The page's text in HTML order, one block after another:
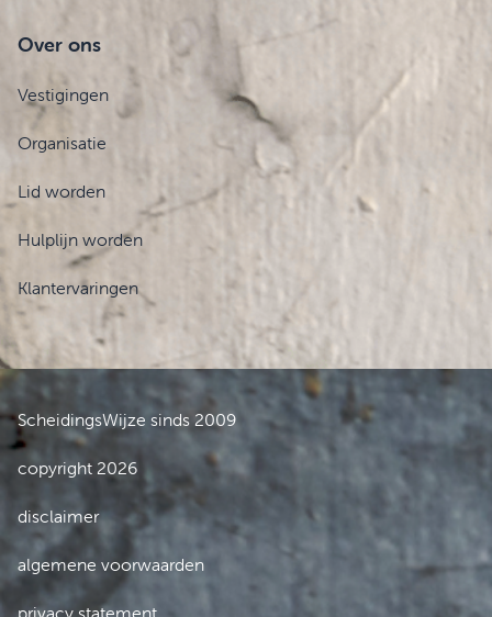
Over ons
Vestigingen
Organisatie
Lid worden
Hulplijn worden
Klantervaringen
ScheidingsWijze sinds 2009
copyright 2026
disclaimer
algemene voorwaarden
privacy statement